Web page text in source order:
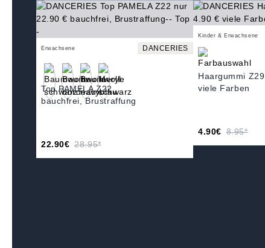
Erwachsene DANCERIES
Top PAMELA Z22
bauchfrei, Brustraffung
22.90€ 28.95*
Kinder & Erwachsene
Haargummi Z29
viele Farben
4.90€ 8.95*